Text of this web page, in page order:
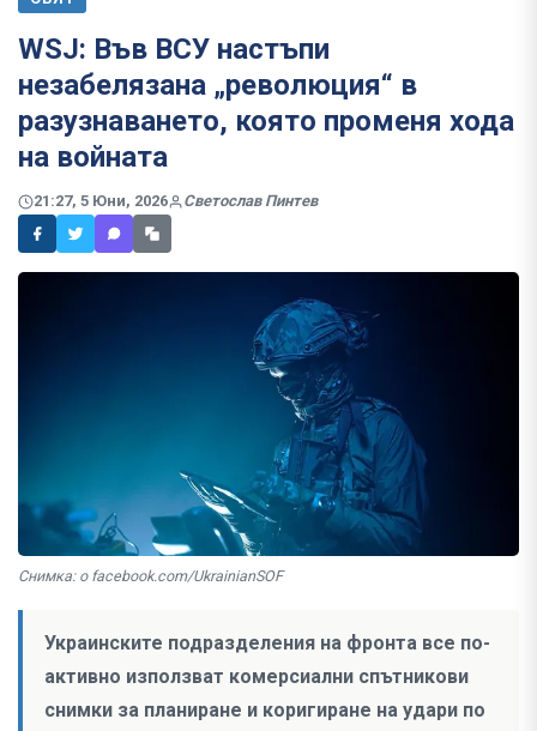
WSJ: Във ВСУ настъпи
незабелязана „революция“ в
разузнаването, която променя хода
на войната
21:27, 5 Юни, 2026 Светослав Пинтев
Снимка: о facebook.com/UkrainianSOF
Украинските подразделения на фронта все по-
активно използват комерсиални спътникови
снимки за планиране и коригиране на удари по